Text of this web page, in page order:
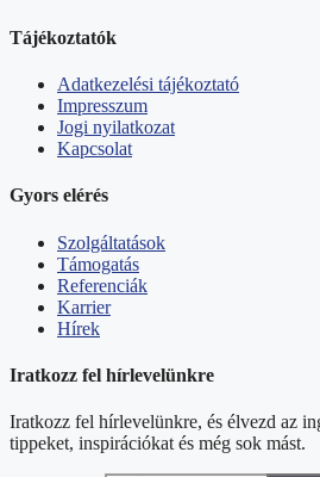
Tájékoztatók
Adatkezelési tájékoztató
Impresszum
Jogi nyilatkozat
Kapcsolat
Gyors elérés
Szolgáltatások
Támogatás
Referenciák
Karrier
Hírek
Iratkozz fel hírlevelünkre
Iratkozz fel hírlevelünkre, és élvezd az
tippeket, inspirációkat és még sok mást.